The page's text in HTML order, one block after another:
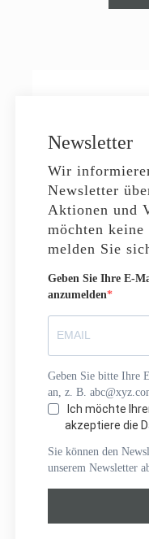
Newsletter
Wir
Newsletter
Aktionen und
möchten keine
melden Sie
Geben Sie Ihre E-
anzumelden
Geben Sie bitte Ihre
an, z. B.
Ich möchte
akzeptiere die
Sie können den
unserem Newsletter